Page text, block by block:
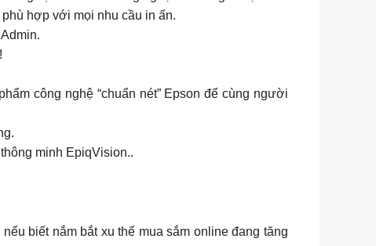
hợp với mọi nhu cầu in ấn.
công nghệ “chuẩn nét” Epson để cùng người
minh EpiqVision..
biết nắm bắt xu thế mua sắm online đang tăng